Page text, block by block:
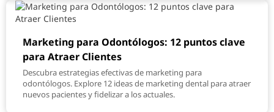
Marketing para Odontólogos: 12 puntos clave
para Atraer Clientes
Descubra estrategias efectivas de marketing para
odontólogos. Explore 12 ideas de marketing dental para atraer
nuevos pacientes y fidelizar a los actuales.